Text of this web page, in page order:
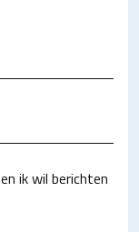
en ik wil berichten